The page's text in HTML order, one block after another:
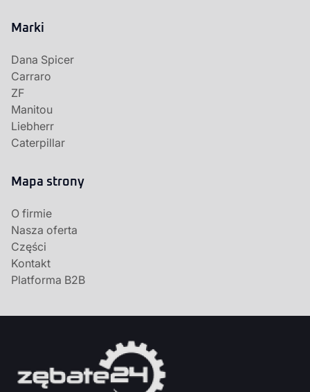
Marki
Dana Spicer
Carraro
ZF
Manitou
Liebherr
Caterpillar
Mapa strony
O firmie
Nasza oferta
Części
Kontakt
Platforma B2B